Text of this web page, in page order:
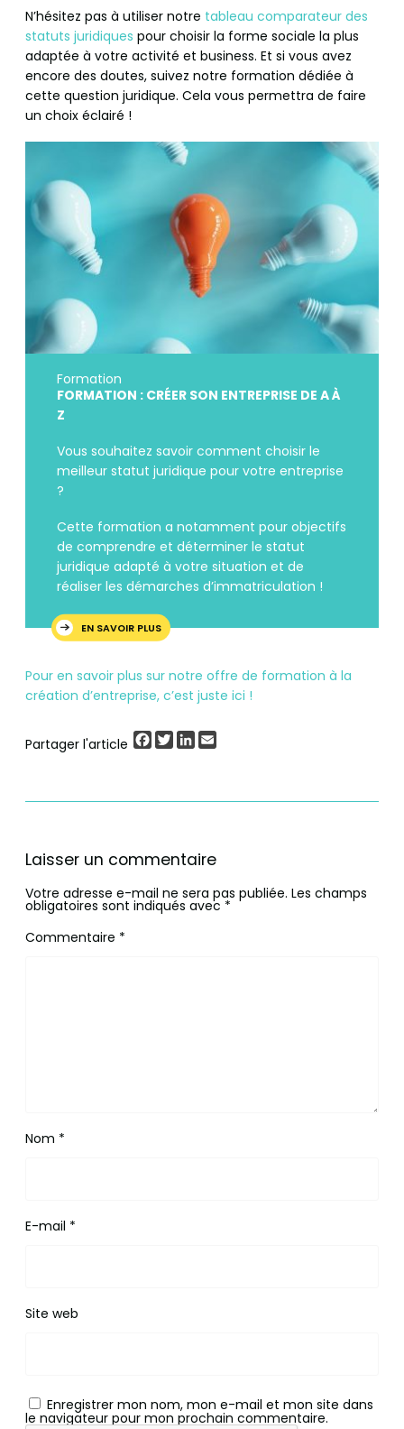
N’hésitez pas à utiliser notre tableau comparateur des
statuts juridiques pour choisir la forme sociale la plus
adaptée à votre activité et business. Et si vous avez
encore des doutes, suivez notre formation dédiée à
cette question juridique. Cela vous permettra de faire
un choix éclairé !
Formation
FORMATION : CRÉER SON ENTREPRISE DE A À
Z
Vous souhaitez savoir comment choisir le
meilleur statut juridique pour votre entreprise
?
Cette formation a notamment pour objectifs
de comprendre et déterminer le statut
juridique adapté à votre situation et de
réaliser les démarches d’immatriculation !
EN SAVOIR PLUS
Pour en savoir plus sur notre offre de formation à la
création d’entreprise, c’est juste ici !
Partager l'article Facebook
TwitterLinkedIn
Laisser un commentaire
Votre adresse e-mail ne sera pas publiée. Les champs
obligatoires sont indiqués avec *
Commentaire *
Nom *
E-mail *
Site web
Enregistrer mon nom, mon e-mail et mon site dans
le navigateur pour mon prochain commentaire.